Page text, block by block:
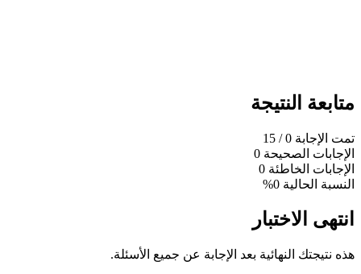
متابعة النتيجة
تمت الإجابة 0
/ 15
الإجابات الصحيحة 0
الإجابات الخاطئة 0
النسبة الحالية 0%
انتهى الاختبار
هذه نتيجتك النهائية بعد الإجابة عن جميع الأسئلة.